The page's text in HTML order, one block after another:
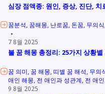
심장 점액종: 원인, 증상, 진단, 치
꿈분석 꿈해몽 난로꿈 돈꿈 무의식
7 8월 2025
불 꿈 해몽 총정리: 25가지 상황별
꿈 의미 꿈 해몽 띠별 꿈 해석 무의
애인 해몽 전 애인과 성관계 전 애
9 8월 2025